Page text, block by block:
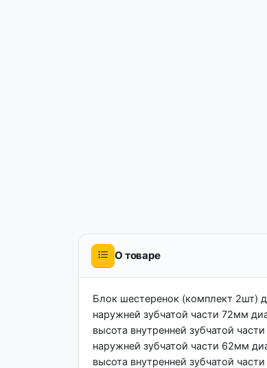
О товаре
Блок шестеренок (комплект 2шт)
наружней зубчатой части 72мм
высота внутренней зубчатой
наружней зубчатой части 62мм
высота внутренней зубчатой